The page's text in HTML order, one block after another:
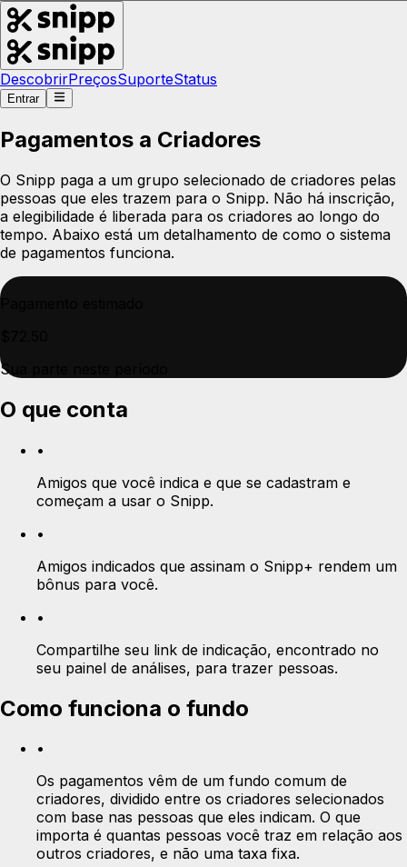
DescobrirPreçosSuporteStatus
Entrar
Pagamentos a Criadores
O Snipp paga a um grupo selecionado de criadores pelas
pessoas que eles trazem para o Snipp. Não há inscrição,
a elegibilidade é liberada para os criadores ao longo do
tempo. Abaixo está um detalhamento de como o sistema
de pagamentos funciona.
Pagamento estimado
Sua parte neste período
O que conta
•
Amigos que você indica e que se cadastram e
começam a usar o Snipp.
•
Amigos indicados que assinam o Snipp+ rendem um
bônus para você.
•
Compartilhe seu link de indicação, encontrado no
seu painel de análises, para trazer pessoas.
Como funciona o fundo
•
Os pagamentos vêm de um fundo comum de
criadores, dividido entre os criadores selecionados
com base nas pessoas que eles indicam. O que
importa é quantas pessoas você traz em relação aos
outros criadores, e não uma taxa fixa.